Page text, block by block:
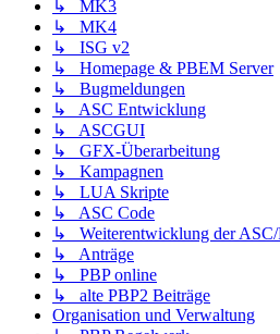
↳ MK3
↳ MK4
↳ ISG v2
↳ Homepage & PBEM Server
↳ Bugmeldungen
↳ ASC Entwicklung
↳ ASCGUI
↳ GFX-Überarbeitung
↳ Kampagnen
↳ LUA Skripte
↳ ASC Code
↳ Weiterentwicklung der
↳ Anträge
↳ PBP online
↳ alte PBP2 Beiträge
Organisation und Verwaltung